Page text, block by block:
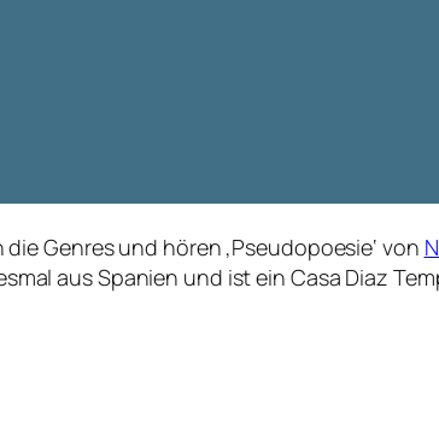
Genres und hören ‚Pseudopoesie‘ von
aus Spanien und ist ein Casa Diaz